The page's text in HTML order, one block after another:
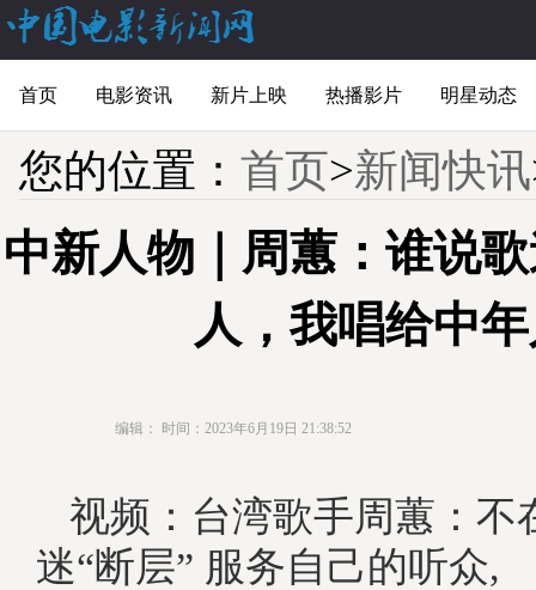
首页 电影资讯 新片上映 热播影片 明星动态
您的位置： 首页>新闻快讯
中新人物｜周蕙：谁说
人，我唱给中
编辑： 时间：2023年6月19日 21:38:52
视频：台湾歌手周蕙：不
迷“断层” 服务自己的听众